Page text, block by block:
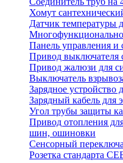
Хомут
Датчик температуры
Панель управления
Привод выключателя
Привод жалюзи для
Выключатель
Зарядное устройство
Зарядный кабель для
Угол трубы защиты
Привод отопления
шин, ошиновки
Сенсорный
Розетка стандарта